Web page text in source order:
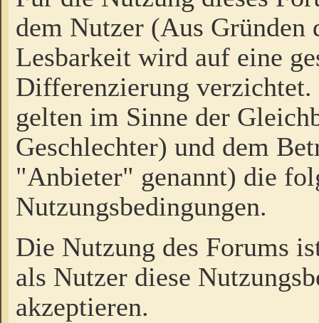
dem Nutzer (Aus Gründen
Lesbarkeit wird auf eine
Differenzierung
gelten im Sinne der
Geschlechter) und dem
"Anbieter" genannt) die
Nutzungsbedingungen.
Die Nutzung des Forums
als Nutzer diese
akzeptieren.